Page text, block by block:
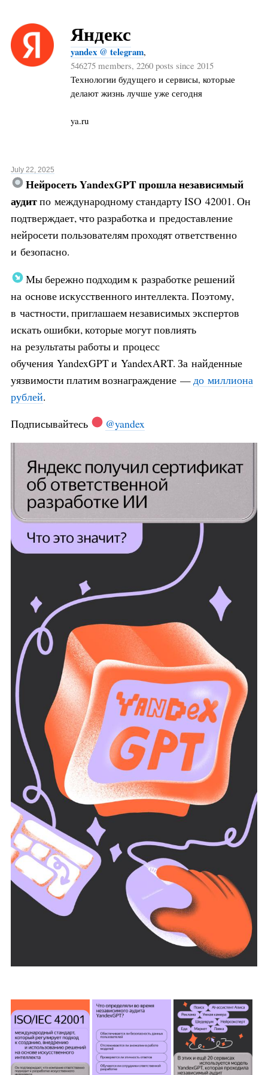
Яндекс
yandex @ telegram,
546275 members, 2260 posts since 2015
Технологии будущего и сервисы, которые
делают жизнь лучше уже сегодня
ya.ru
July 22, 2025
Нейросеть YandexGPT прошла независимый
аудитпо международному стандарту ISO 42001. Он
подтверждает, что разработка и предоставление
нейросети пользователям проходят ответственно
и безопасно.
Мы бережно подходим к разработке решений
на основе искусственного интеллекта. Поэтому,
в частности, приглашаем независимых экспертов
искать ошибки, которые могут повлиять
на результаты работы и процесс
обучения YandexGPT и YandexART. За найденные
уязвимости платим вознаграждение — до миллиона
рублей.
Подписывайтесь
@yandex